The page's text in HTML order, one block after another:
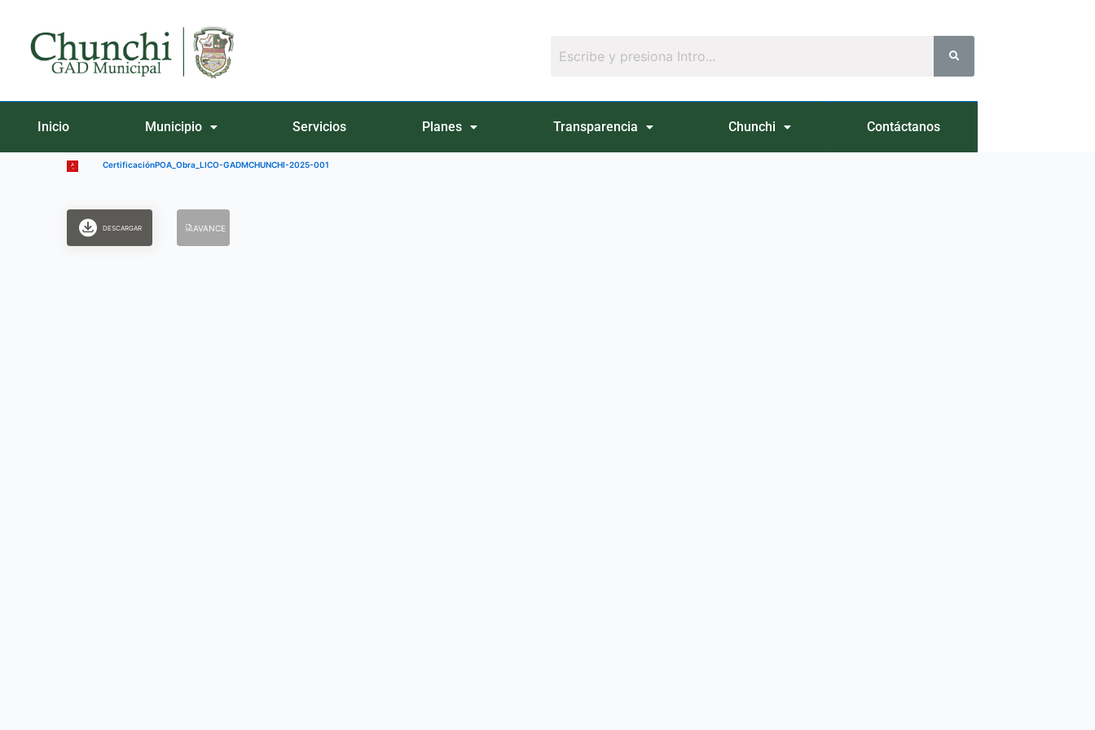
contenido
Inicio Municipio Servicios Planes Transparencia Chunchi Contáctanos
CertificaciónPOA_Obra_LICO-GADMCHUNCHI-2025-001
DESCARGAR AVANCE